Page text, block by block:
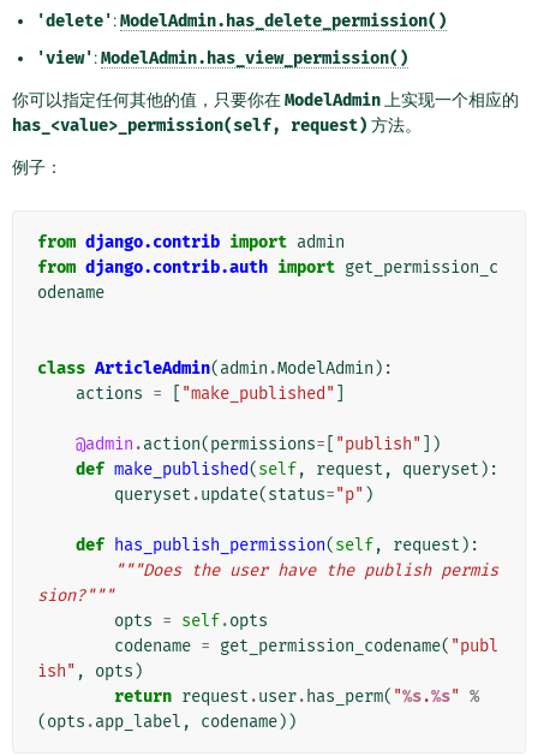
'delete':ModelAdmin.has_delete_permission()
'view':ModelAdmin.has_view_permission()
你可以指定任何其他的值，只要你在ModelAdmin 上实现一个相应的
has_<value>_permission(self, request) 方法。
例子：
from django.contrib import admin
from django.contrib.auth import get_permission_c
odename
class ArticleAdmin(admin .ModelAdmin ):
actions = "make_published"
@admin .action(permissions= "publish"
])
def make_published(self, request , queryset ):
queryset .update(status="p" )
def has_publish_permission(self, request ):
"""Does the user have the publish permis
sion?"""
opts = self.opts
codename = get_permission_codename( "publ
ish" , opts )
return request .user. has_perm( "%s.%s" %
(opts .app_label , codename))